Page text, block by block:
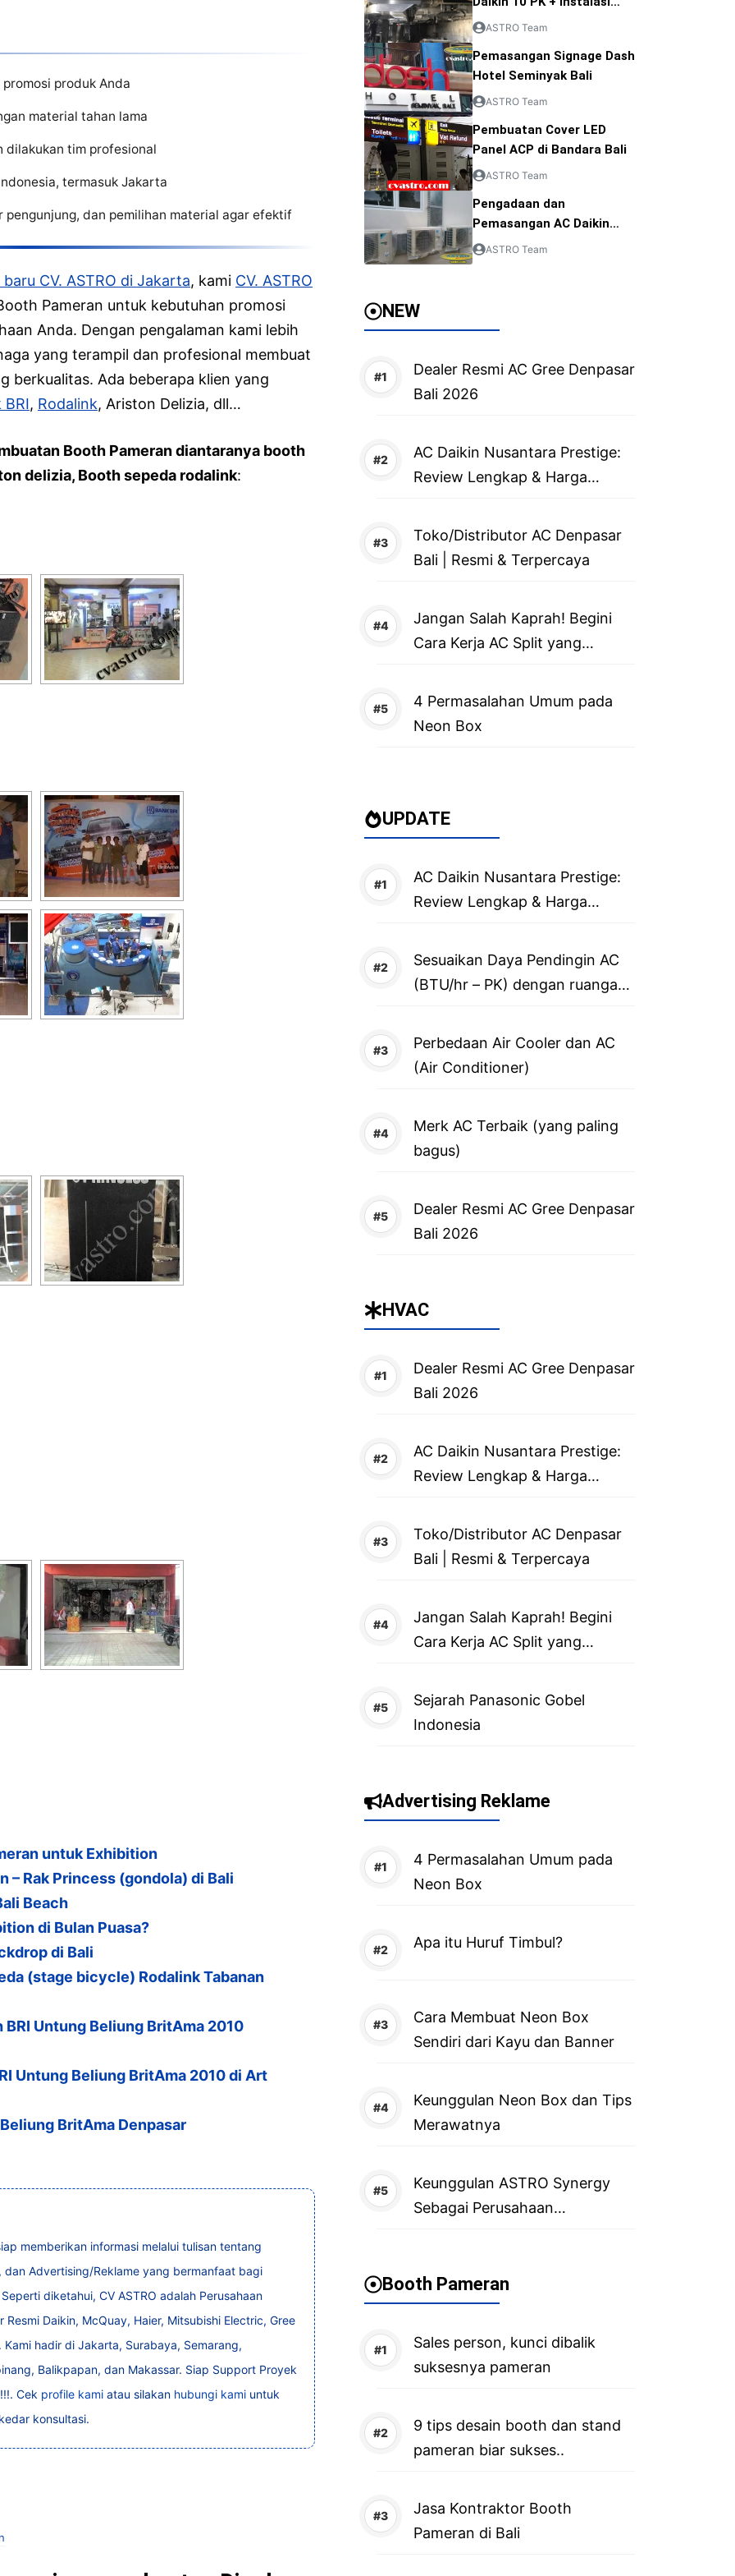
produk Anda
material tahan lama
dilakukan tim profesional
termasuk Jakarta
dan pemilihan material agar efektif
CV. ASTRO di Jakarta, kami CV. ASTRO
Pameran untuk kebutuhan promosi
Anda. Dengan pengalaman kami lebih
yang terampil dan profesional membuat
berkualitas. Ada beberapa klien yang
BRI, Rodalink, Ariston Delizia, dll…
Booth Pameran diantaranya booth
delizia, Booth sepeda rodalink:
untuk Exhibition
– Rak Princess (gondola) di Bali
Beach
di Bulan Puasa?
di Bali
(stage bicycle) Rodalink Tabanan
Untung Beliung BritAma 2010
Untung Beliung BritAma 2010 di Art
BritAma Denpasar
memberikan informasi melalui tulisan tentang
dan Advertising/Reklame yang bermanfaat bagi
diketahui, CV ASTRO adalah Perusahaan
Resmi Daikin, McQuay, Haier, Mitsubishi Electric, Gree
hadir di Jakarta, Surabaya, Semarang,
Balikpapan, dan Makassar. Siap Support Proyek
Cek profile kami atau silakan hubungi kami untuk
konsultasi.
Ducting AC
ASTRO Team
Pemasangan Signage Dash
Hotel Seminyak Bali
ASTRO Team
Pembuatan Cover LED
Panel ACP di Bandara Bali
ASTRO Team
Pengadaan dan
Pemasangan AC Daikin
Pangkalpinang
ASTRO Team
NEW
Dealer Resmi AC Gree Denpasar
Bali 2026
AC Daikin Nusantara Prestige:
Review Lengkap & Harga
Toko/Distributor AC Denpasar
Bali | Resmi & Terpercaya
Jangan Salah Kaprah! Begini
Cara Kerja AC Split yang
4 Permasalahan Umum pada
Neon Box
UPDATE
AC Daikin Nusantara Prestige:
Review Lengkap & Harga
Sesuaikan Daya Pendingin AC
(BTU/hr – PK) dengan ruangan,
Perbedaan Air Cooler dan AC
(Air Conditioner)
Merk AC Terbaik (yang paling
bagus)
Dealer Resmi AC Gree Denpasar
Bali 2026
HVAC
Dealer Resmi AC Gree Denpasar
Bali 2026
AC Daikin Nusantara Prestige:
Review Lengkap & Harga
Toko/Distributor AC Denpasar
Bali | Resmi & Terpercaya
Jangan Salah Kaprah! Begini
Cara Kerja AC Split yang
Sejarah Panasonic Gobel
Indonesia
Advertising Reklame
4 Permasalahan Umum pada
Neon Box
Apa itu Huruf Timbul?
Cara Membuat Neon Box
Sendiri dari Kayu dan Banner
Keunggulan Neon Box dan Tips
Merawatnya
Keunggulan ASTRO Synergy
Sebagai Perusahaan
Booth Pameran
Sales person, kunci dibalik
suksesnya pameran
9 tips desain booth dan stand
pameran biar sukses..
Jasa Kontraktor Booth
Pameran di Bali